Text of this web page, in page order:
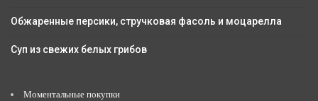
Обжаренные персики, стручковая фасоль и моцарелла
Суп из свежих белых грибов
Моментальные покупки